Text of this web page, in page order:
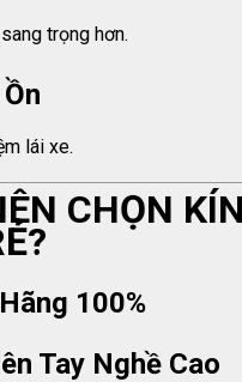
trọng hơn.
lái xe.
CHỌN
100%
Tay Nghề Cao